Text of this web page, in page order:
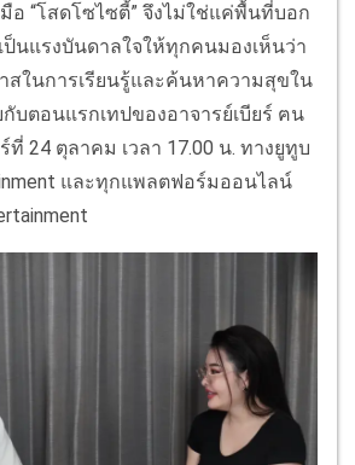
อ “โสดโซไซตี้” จึงไม่ใช่แค่พื้นที่บอก
ป็นแรงบันดาลใจให้ทุกคนมองเห็นว่า
สในการเรียนรู้และค้นหาความสุขใน
บตอนแรกเทปของอาจารย์เบียร์ ฅน
24 ตุลาคม เวลา 17.00 น. ทางยูทูบ
และทุกแพลตฟอร์มออนไลน์